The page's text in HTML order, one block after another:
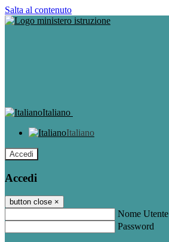
Salta al contenuto
Italiano
Italiano
Accedi
Accedi
button close ×
Nome Utente
Password